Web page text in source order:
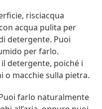
risciacqua
acqua pulita per
detergente. Puoi
per farlo.
detergente, poiché i
o macchie sulla pietra.
farlo naturalmente